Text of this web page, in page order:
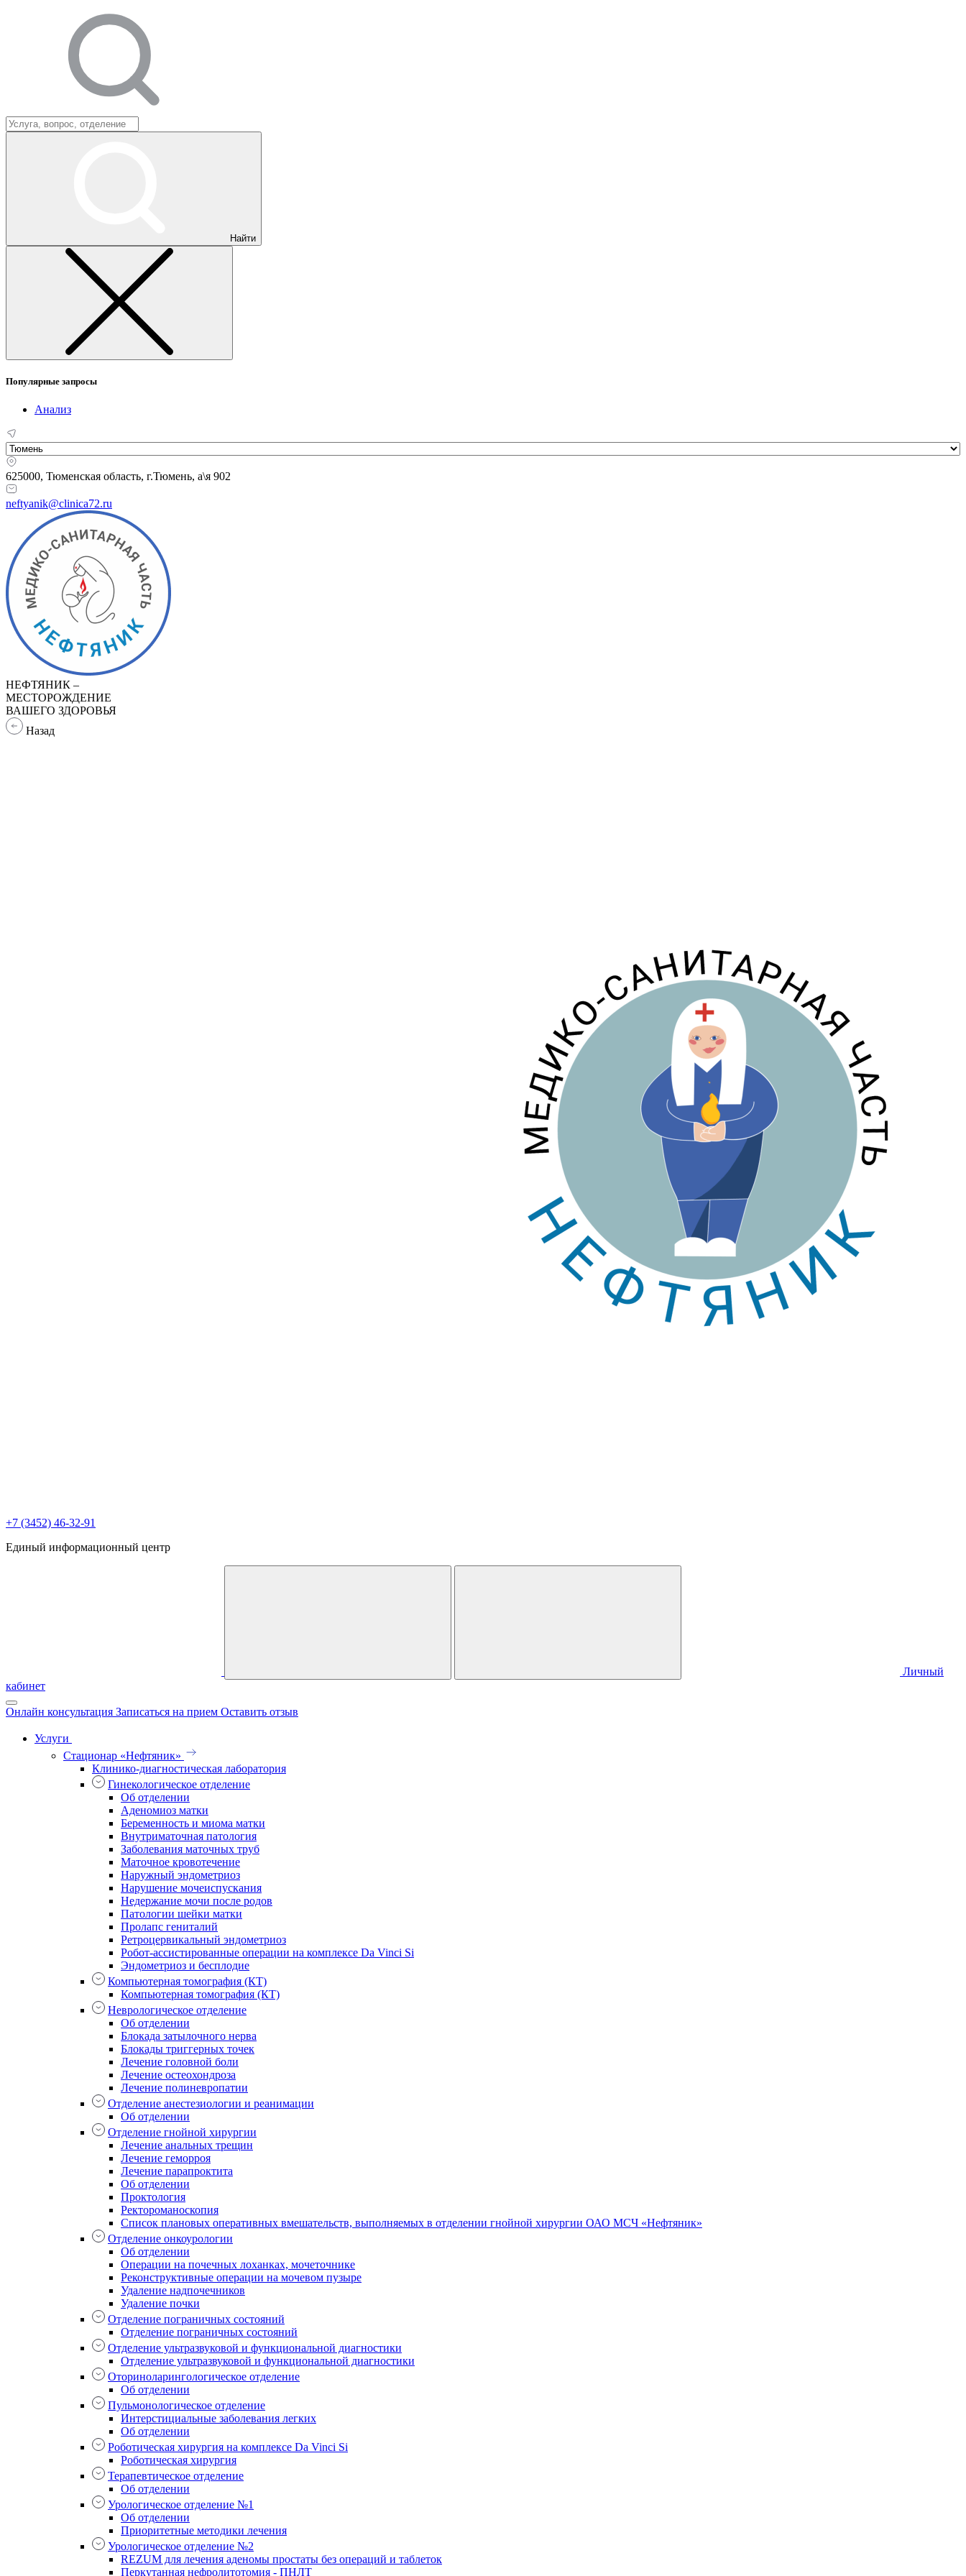
Найти
Популярные запросы
Анализ
625000, Тюменская область, г.Тюмень, а\я 902
neftyanik@clinica72.ru
НЕФТЯНИК –
МЕСТОРОЖДЕНИЕ
ВАШЕГО ЗДОРОВЬЯ
Назад
+7 (3452) 46-32-91
Единый информационный центр
Личный
кабинет
Онлайн консультация Записаться на прием Оставить отзыв
Услуги
Стационар «Нефтяник»
Клинико-диагностическая лаборатория
Гинекологическое отделение
Об отделении
Аденомиоз матки
Беременность и миома матки
Внутриматочная патология
Заболевания маточных труб
Маточное кровотечение
Наружный эндометриоз
Нарушение мочеиспускания
Недержание мочи после родов
Патологии шейки матки
Пролапс гениталий
Ретроцервикальный эндометриоз
Робот-ассистированные операции на комплексе Da Vinci Si
Эндометриоз и бесплодие
Компьютерная томография (КТ)
Компьютерная томография (КТ)
Неврологическое отделение
Об отделении
Блокада затылочного нерва
Блокады триггерных точек
Лечение головной боли
Лечение остеохондроза
Лечение полиневропатии
Отделение анестезиологии и реанимации
Об отделении
Отделение гнойной хирургии
Лечение анальных трещин
Лечение геморроя
Лечение парапроктита
Об отделении
Проктология
Ректороманоскопия
Список плановых оперативных вмешательств, выполняемых в отделении гнойной хирургии ОАО МСЧ «Нефтяник»
Отделение онкоурологии
Об отделении
Операции на почечных лоханках, мочеточнике
Реконструктивные операции на мочевом пузыре
Удаление надпочечников
Удаление почки
Отделение пограничных состояний
Отделение пограничных состояний
Отделение ультразвуковой и функциональной диагностики
Отделение ультразвуковой и функциональной диагностики
Оториноларингологическое отделение
Об отделении
Пульмонологическое отделение
Интерстициальные заболевания легких
Об отделении
Роботическая хирургия на комплексе Da Vinci Si
Роботическая хирургия
Терапевтическое отделение
Об отделении
Урологическое отделение №1
Об отделении
Приоритетные методики лечения
Урологическое отделение №2
REZUM для лечения аденомы простаты без операций и таблеток
Перкутанная нефролитотомия - ПНЛТ